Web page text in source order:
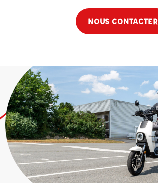
NOUS CONTACTER